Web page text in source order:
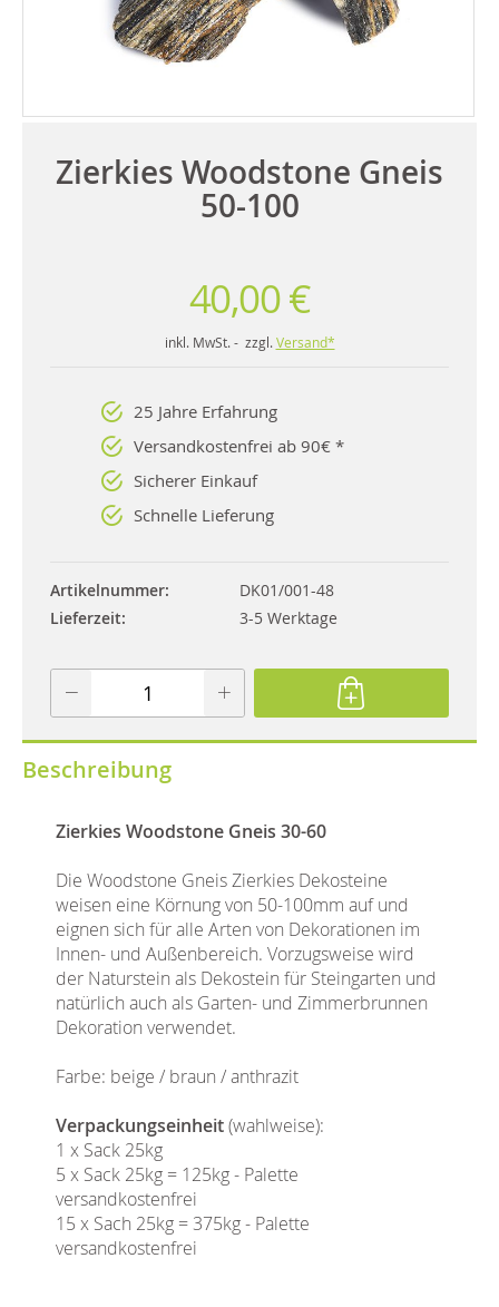
Zierkies Woodstone Gneis
50-100
40,00 €
inkl. MwSt. - zzgl. Versand*
25 Jahre Erfahrung
Versandkostenfrei ab 90€ *
Sicherer Einkauf
Schnelle Lieferung
Artikelnummer
DK01/001-48
Lieferzeit
3-5 Werktage
Beschreibung
Zierkies Woodstone Gneis 30-60
Die Woodstone Gneis Zierkies Dekosteine
weisen eine Körnung von 50-100mm auf und
eignen sich für alle Arten von Dekorationen im
Innen- und Außenbereich. Vorzugsweise wird
der Naturstein als Dekostein für Steingarten und
natürlich auch als Garten- und Zimmerbrunnen
Dekoration verwendet.
Farbe: beige / braun / anthrazit
Verpackungseinheit(wahlweise):
1 x Sack 25kg
5 x Sack 25kg = 125kg - Palette
versandkostenfrei
15 x Sach 25kg = 375kg - Palette
versandkostenfrei